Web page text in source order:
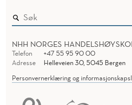
NHH NORGES
Telefon
+47 55 95 90 00
Adresse
Helleveien 30, 5045 Bergen
Personvernerklæring og